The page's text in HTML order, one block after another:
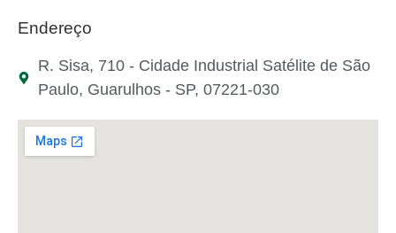
Endereço
R. Sisa, 710 - Cidade Industrial Satélite de São
Paulo, Guarulhos - SP, 07221-030